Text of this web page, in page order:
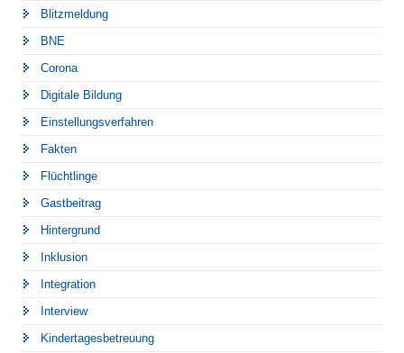
Blitzmeldung
BNE
Corona
Digitale Bildung
Einstellungsverfahren
Fakten
Flüchtlinge
Gastbeitrag
Hintergrund
Inklusion
Integration
Interview
Kindertagesbetreuung